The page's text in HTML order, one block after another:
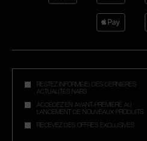
RESTEZ INFORMÉ(E) DES DERNIÈRES
ACTUALITÉS NARS
ACCÉDEZ EN AVANT-PREMIÈRE AU
LANCEMENT DE NOUVEAUX PRODUITS
RECEVEZ DES OFFRES EXCLUSIVES